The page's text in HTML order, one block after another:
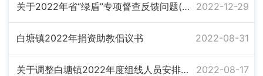
关于2022年省“绿盾”专项督查反馈问题(问题编号:YG-43-G-024-GK-00056) 整改情况公示 2022-12-29
白塘镇2022年捐资助教倡议书 2022-08-31
关于调整白塘镇2022年度组线人员安排及工作职责的通知 2022-08-17